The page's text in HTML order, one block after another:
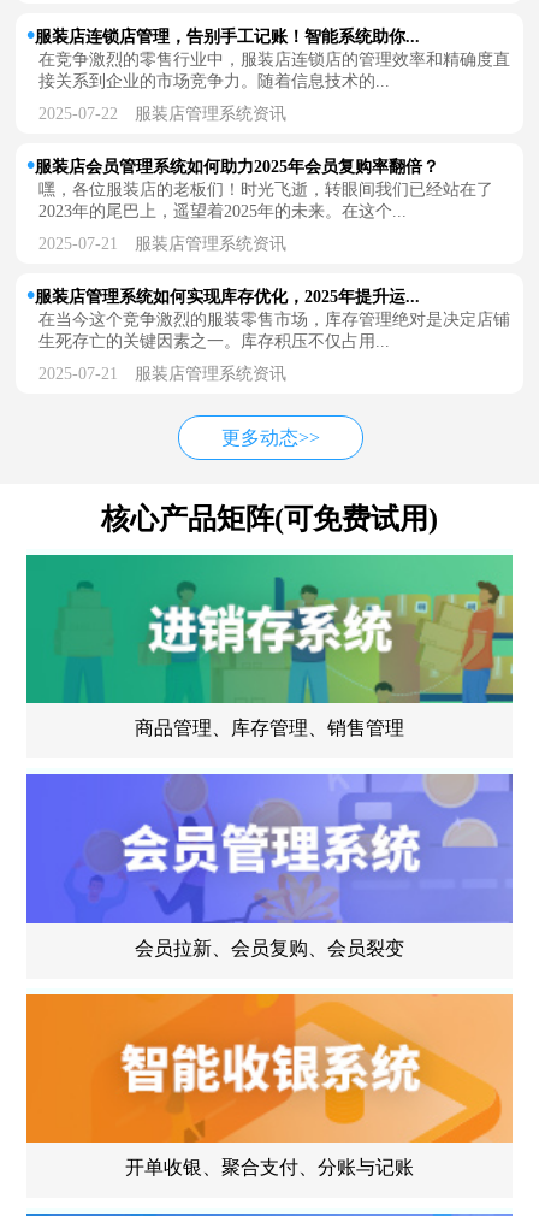
服装店连锁店管理，告别手工记账！智能系统助你...
在竞争激烈的零售行业中，服装店连锁店的管理效率和精确度直
接关系到企业的市场竞争力。随着信息技术的...
2025-07-22 服装店管理系统资讯
服装店会员管理系统如何助力2025年会员复购率翻倍？
嘿，各位服装店的老板们！时光飞逝，转眼间我们已经站在了
2023年的尾巴上，遥望着2025年的未来。在这个...
2025-07-21 服装店管理系统资讯
服装店管理系统如何实现库存优化，2025年提升运...
在当今这个竞争激烈的服装零售市场，库存管理绝对是决定店铺
生死存亡的关键因素之一。库存积压不仅占用...
2025-07-21 服装店管理系统资讯
更多动态>>
核心产品矩阵(可免费试用)
商品管理、库存管理、销售管理
会员拉新、会员复购、会员裂变
开单收银、聚合支付、分账与记账